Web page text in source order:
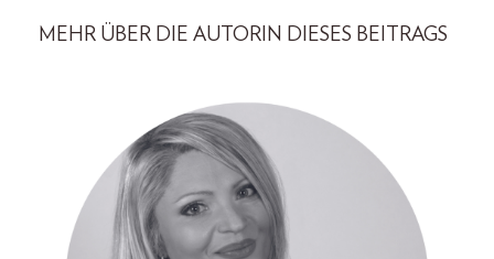
MEHR ÜBER DIE AUTORIN DIESES BEITRAGS